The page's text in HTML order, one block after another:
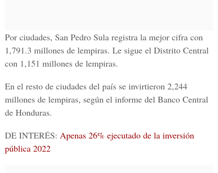
Por ciudades, San Pedro Sula registra la mejor cifra con
1,791.3 millones de lempiras. Le sigue el Distrito Central
con 1,151 millones de lempiras.
En el resto de ciudades del país se invirtieron 2,244
millones de lempiras, según el informe del Banco Central
de Honduras.
DE INTERÉS: Apenas 26% ejecutado de la inversión
pública 2022